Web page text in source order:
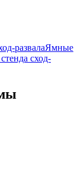
развалаЯмные
сход-